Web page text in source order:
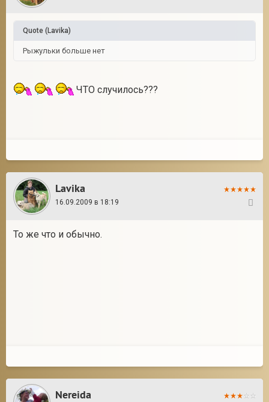
Quote (Lavika)
Рыжульки больше нет
ЧТО случилось???
Lavika
16.09.2009 в 18:19
То же что и обычно.
Nereida